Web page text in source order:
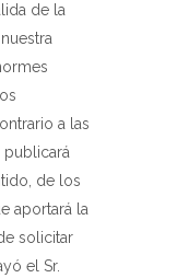
de la
a las
publicará
de los
aportará la
solicitar
el Sr.